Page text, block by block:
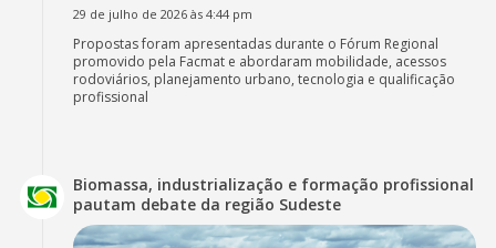
29 de julho de 2026 às 4:44 pm
Propostas foram apresentadas durante o Fórum Regional
promovido pela Facmat e abordaram mobilidade, acessos
rodoviários, planejamento urbano, tecnologia e qualificação
profissional
Biomassa, industrialização e formação profissional
pautam debate da região Sudeste